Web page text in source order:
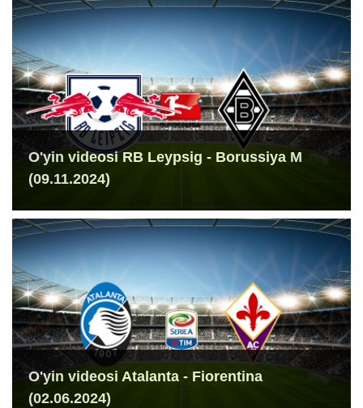
O'yin videosi RB Leypsig - Borussiya M
(09.11.2024)
O'yin videosi Atalanta - Fiorentina
(02.06.2024)